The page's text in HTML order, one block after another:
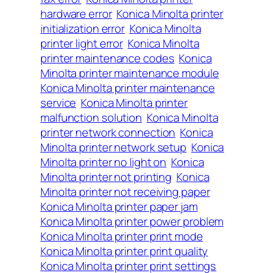
hardware error Konica Minolta printer
initialization error Konica Minolta
printer light error Konica Minolta
printer maintenance codes Konica
Minolta printer maintenance module
Konica Minolta printer maintenance
service Konica Minolta printer
malfunction solution Konica Minolta
printer network connection Konica
Minolta printer network setup Konica
Minolta printer no light on Konica
Minolta printer not printing Konica
Minolta printer not receiving paper
Konica Minolta printer paper jam
Konica Minolta printer power problem
Konica Minolta printer print mode
Konica Minolta printer print quality
Konica Minolta printer print settings